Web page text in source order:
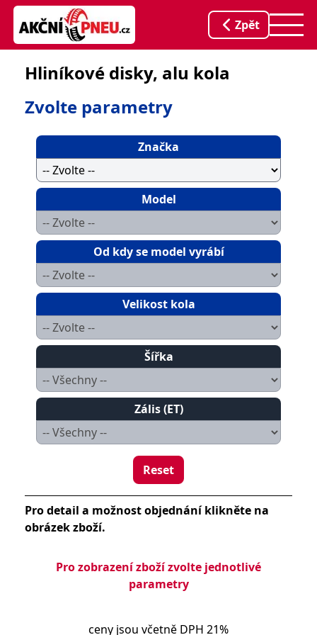
Zpět
Hliníkové disky, alu kola
Zvolte parametry
Značka
Model
Od kdy se model vyrábí
Velikost kola
Šířka
Zális (ET)
Reset
Pro detail a možnost objednání klikněte na
obrázek zboží.
Pro zobrazení zboží zvolte jednotlivé
parametry
ceny jsou včetně DPH 21%